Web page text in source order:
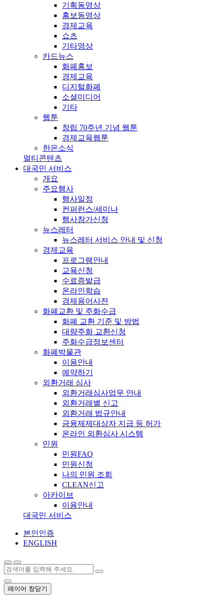
기획동영상
홍보동영상
경제교육
쇼츠
기타영상
카드뉴스
화폐홍보
경제교육
디지털화폐
소셜미디어
기타
웹툰
창립 70주년 기념 웹툰
경제교육웹툰
한은소식
멀티콘텐츠
대국민 서비스
개요
주요행사
행사일정
컨퍼런스/세미나
행사참가신청
뉴스레터
뉴스레터 서비스 안내 및 신청
경제교육
프로그램안내
교육신청
수료증발급
온라인학습
경제용어사전
화폐교환 및 주화수급
화폐 교환 기준 및 방법
대량주화 교환신청
주화수급정보센터
화폐박물관
이용안내
예약하기
외환거래 심사
외환거래심사업무 안내
외환거래별 신고
외환거래 법규안내
금융제제대상자 지급 등 허가
온라인 외환심사 시스템
민원
민원FAQ
민원신청
나의 민원 조회
CLEAN신고
아카이브
이용안내
대국민 서비스
본인인증
ENGLISH
레이어 창닫기